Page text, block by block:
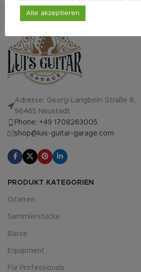
Adresse: Georg-Langbein-Straße 6,
96465 Neustadt
Phone: +49 1708263005
shop@luis-guitar-garage.com
PRODUKT KATEGORIEN
Gitarren
Sammlerstücke
Bässe
Equipment
Für Professionals
Alle akzeptieren